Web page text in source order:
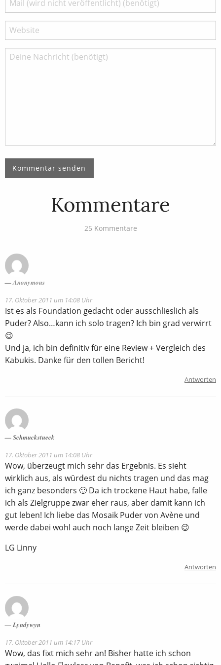
Kommentare
25 Kommentare
Anonymous
17. Oktober 2011 um 14:08 Uhr
Ist es als Foundation gedacht oder ausschlieslich als
Puder? Also…kann ich solo tragen? Ich bin grad verwirrt
😉
Und ja, ich bin definitiv für eine Review + Vergleich des
Kabukis. Danke für den tollen Bericht!
Antworten
Schmuckstueck
17. Oktober 2011 um 14:08 Uhr
Wow, überzeugt mich sehr das Ergebnis. Es sieht
wirklich aus, als würdest du nichts tragen und das mag
ich ganz besonders 🙂 Da ich trockene Haut habe, falle
ich als Zielgruppe zwar eher raus, aber damit kann ich
gut leben! Ich liebe das Mosaik Puder von Avène und
werde dabei wohl auch noch lange Zeit bleiben 😉
LG Linny
Antworten
Lyndywyn
17. Oktober 2011 um 14:17 Uhr
Wow, das fixt mich sehr an! Bisher hatte ich schon